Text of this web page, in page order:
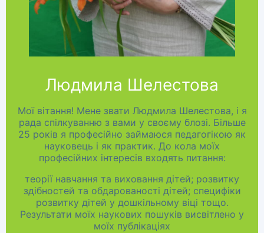
Людмила Шелестова
Мої вітання! Мене звати Людмила Шелестова, і я
рада спілкуванню з вами у своєму блозі. Більше
25 років я професійно займаюся педагогікою як
науковець і як практик. До кола моїх
професійних інтересів входять питання:
теорії навчання та виховання дітей; розвитку
здібностей та обдарованості дітей; специфіки
розвитку дітей у дошкільному віці тощо.
Результати моїх наукових пошуків висвітлено у
моїх публікаціях